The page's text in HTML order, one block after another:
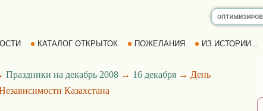
КАТАЛОГ ОТКРЫТОК ПОЖЕЛАНИЯ ИЗ ИСТОРИИ...
Праздники на декабрь 2008→ 16 декабря→ День
Казахстана